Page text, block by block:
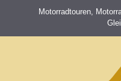
springen
Motorradtouren,